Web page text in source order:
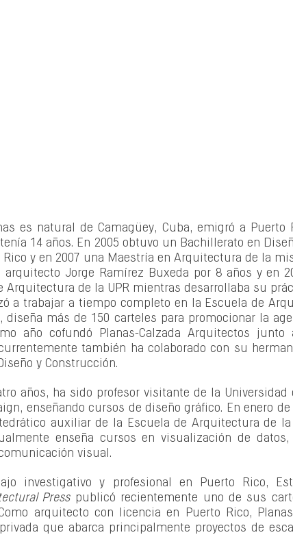
es natural de Camagüey, Cuba, emigró a Puerto
14 años. En 2005 obtuvo un Bachillerato en
Rico y en 2007 una Maestría en Arquitectura de la
Jorge Ramírez Buxeda por 8 años y en
Arquitectura de la UPR mientras desarrollaba su
a trabajar a tiempo completo en la Escuela de
diseña más de 150 carteles para promocionar la
año cofundó Planas-Calzada Arquitectos
también ha colaborado con su
y Construcción.
años, ha sido profesor visitante de la Universidad
enseñando cursos de diseño gráfico. En enero
auxiliar de la Escuela de Arquitectura de la
enseña cursos en visualización de datos,
visual.
investigativo y profesional en Puerto Rico,
Press publicó recientemente uno de sus
arquitecto con licencia en Puerto Rico,
que abarca principalmente proyectos de